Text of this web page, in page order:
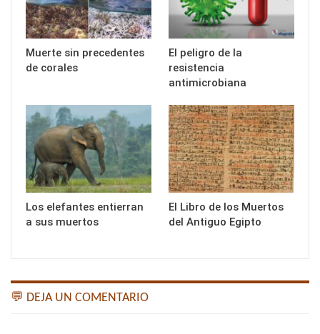
Muerte sin precedentes
de corales
El peligro de la
resistencia
antimicrobiana
Los elefantes entierran
a sus muertos
El Libro de los Muertos
del Antiguo Egipto
💬 DEJA UN COMENTARIO